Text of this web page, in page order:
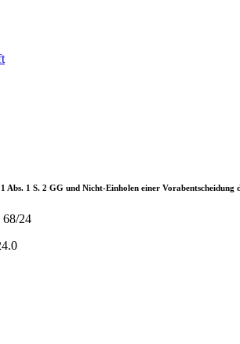
Abs. 1 S. 2 GG und Nicht-Einholen einer Vorabentscheidung
24